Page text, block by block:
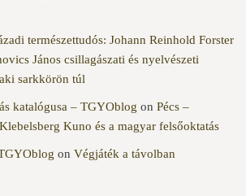
természettudós: Johann Reinhold Forster
János csillagászati és nyelvészeti
sarkkörön túl
katalógusa – TGYOblog on Pécs –
Kuno és a magyar felsőoktatás
on Végjáték a távolban